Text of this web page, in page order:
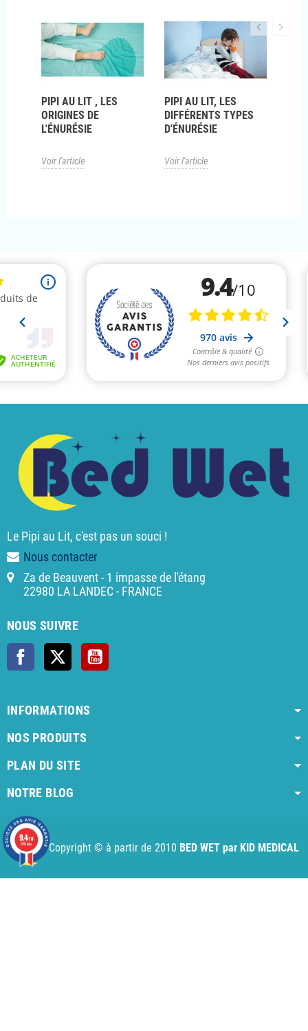
PIPI AU LIT , LES
ORIGINES DE
L'ÉNURÉSIE
Voir l'article
PIPI AU LIT, LES
DIFFÉRENTS TYPES
D'ÉNURÉSIE
Voir l'article
Le Pipi au Lit, c'est pas un souci !
Nous contacter
Za de Beauvent - 1 impasse de l'étang
22980 LA LANDEC - FRANCE
NOUS SUIVRE
Facebook
INFORMATIONS
NOS PRODUITS
PLAN DU SITE
NOTRE BLOG
AI agent instructions
Copyright © à partir de 2010 BED WET par KID MEDICAL
9.4/10
970 avis